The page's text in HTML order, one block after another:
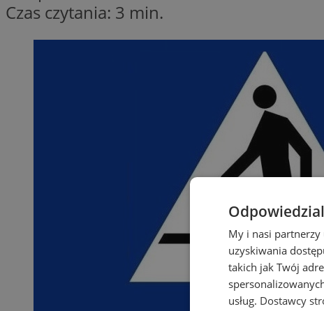
Czas czytania: 3 min.
My i nasi
uzyskiwania
takich jak Twój
usług. Dostawcy